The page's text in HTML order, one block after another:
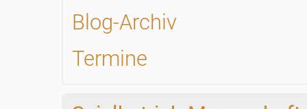
Blog-Archiv
Termine